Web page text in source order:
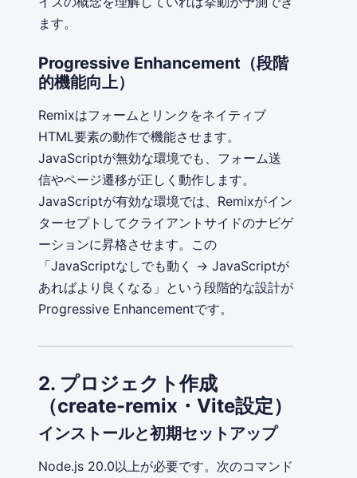
ます。
Progressive Enhancement（段階
的機能向上）
Remixはフォームとリンクをネイティブ
HTML要素の動作で機能させます。
JavaScriptが無効な環境でも、フォーム送
信やページ遷移が正しく動作します。
JavaScriptが有効な環境では、Remixがイン
ターセプトしてクライアントサイドのナビゲ
ーションに昇格させます。この
「JavaScriptなしでも動く → JavaScriptが
あればより良くなる」という段階的な設計が
Progressive Enhancementです。
2. プロジェクト作成
（create-remix・Vite設定）
インストールと初期セットアップ
Node.js 20.0以上が必要です。次のコマンド